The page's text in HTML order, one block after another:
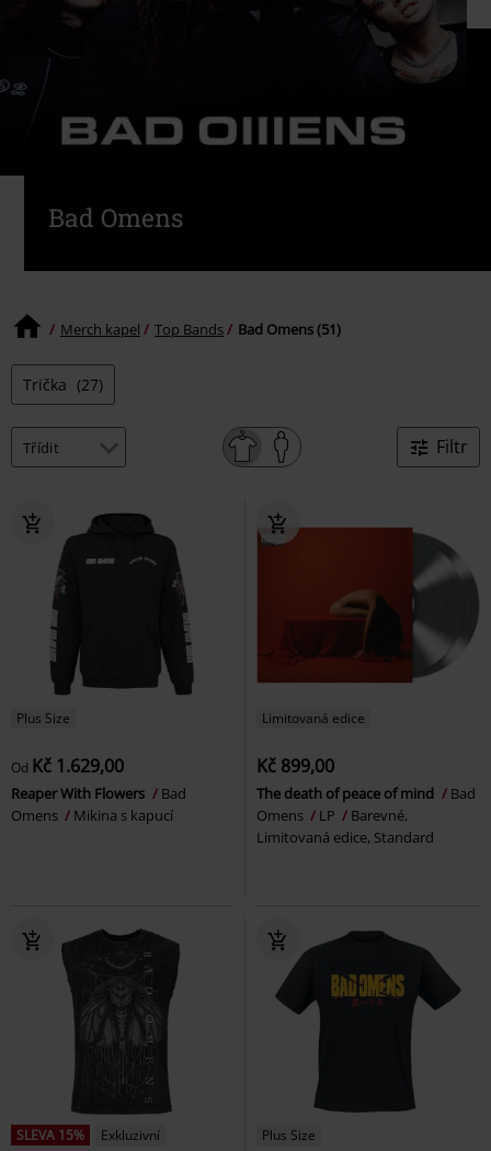
Bad Omens
Merch kapel Top Bands Bad Omens (51)
Trička (27)
Filtr
Plus Size
Od Kč 1.629,00
Reaper With Flowers
Bad
Omens
Mikina s kapucí
Limitovaná edice
Kč 899,00
The death of peace of mind
Bad
Omens
LP
Barevné,
Limitovaná edice, Standard
SLEVA 15%
Exkluzivní
Plus Size